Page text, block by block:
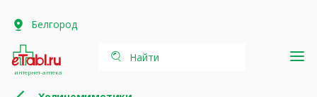
Белгород
интернет-аптека
Найти